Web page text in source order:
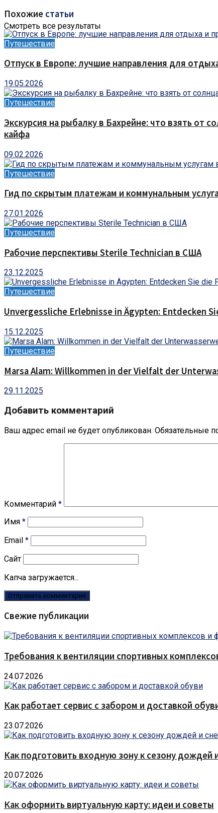
Смотреть все результаты
Похожие статьи
Путешествие
Отпуск в Европе: лучшие направления для
19.05.2026
Путешествие
Экскурсия на рыбалку в Бахрейне: что взять от
кайфа
09.02.2026
Путешествие
Гид по скрытым платежам и коммунальным
27.01.2026
Путешествие
Рабочие перспективы Sterile Technician в США
23.12.2025
Путешествие
Unvergessliche Erlebnisse in Ägypten: Entdecken
15.12.2025
Путешествие
Marsa Alam: Willkommen in der Vielfalt der
29.11.2025
Добавить комментарий
Ваш адрес email не будет опубликован. Обязательные
Комментарий *
Имя *
Email *
Сайт
Капча загружается...
Свежие публикации
Требования к вентиляции спортивных
24.07.2026
Как работает сервис с забором и доставкой
23.07.2026
Как подготовить входную зону к сезону
20.07.2026
Как оформить виртуальную карту: идеи и советы